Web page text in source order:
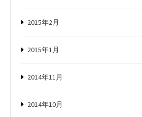
2015年2月
2015年1月
2014年11月
2014年10月